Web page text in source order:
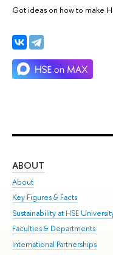
Got ideas on how to make
ABOUT
About
Key Figures & Facts
Sustainability at HSE
Faculties & Departments
International Partnerships